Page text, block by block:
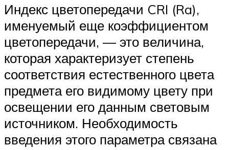
Индекс цветопередачи CRI (Ra),
именуемый еще коэффициентом
цветопередачи, — это величина,
которая характеризует степень
соответствия естественного цвета
предмета его видимому цвету при
освещении его данным световым
источником. Необходимость
введения этого параметра связана